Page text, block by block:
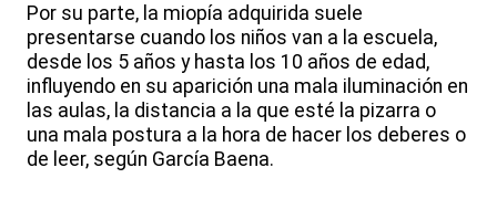
Por su parte, la miopía adquirida suele
presentarse cuando los niños van a la escuela,
desde los 5 años y hasta los 10 años de edad,
influyendo en su aparición una mala iluminación en
las aulas, la distancia a la que esté la pizarra o
una mala postura a la hora de hacer los deberes o
de leer, según García Baena.